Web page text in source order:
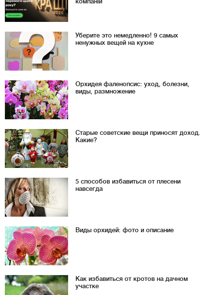
Уберите это немедленно! 9 самых
ненужных вещей на кухне
Орхидея фаленопсис: уход, болезни,
виды, размножение
Старые советские вещи приносят доход.
Какие?
5 способов избавиться от плесени
навсегда
Виды орхидей: фото и описание
Как избавиться от кротов на дачном
участке